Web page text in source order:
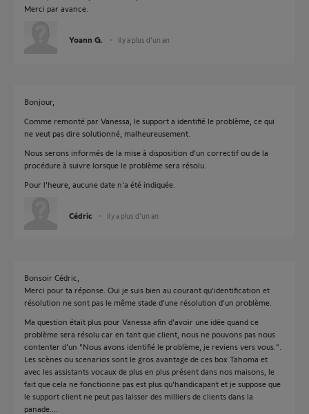
Merci par avance.
Yoann G. il y a plus d'un an
Bonjour,
Comme remonté par Vanessa, le support a identifié le problème, ce qui
ne veut pas dire solutionné, malheureusement.
Nous serons informés de la mise à disposition d'un correctif ou de la
procédure à suivre lorsque le problème sera résolu.
Pour l'heure, aucune date n'a été indiquée.
Cédric il y a plus d'un an
Bonsoir Cédric,
Merci pour ta réponse. Oui je suis bien au courant qu'identification et
résolution ne sont pas le même stade d'une résolution d'un problème.
Ma question était plus pour Vanessa afin d'avoir une idée quand ce
problème sera résolu car en tant que client, nous ne pouvons pas nous
contenter d'un "Nous avons identifié le problème, je reviens vers vous.".
Les scènes ou scenarios sont le gros avantage de ces box Tahoma et
avec les assistants vocaux de plus en plus présent dans nos maisons, le
fait que cela ne fonctionne pas est plus qu'handicapant et je suppose que
le support client ne peut pas laisser des milliers de clients dans la
panade....